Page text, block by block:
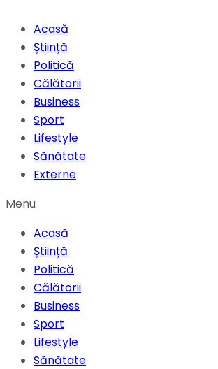
Acasă
Știință
Politică
Călătorii
Business
Sport
Lifestyle
Sănătate
Externe
Menu
Acasă
Știință
Politică
Călătorii
Business
Sport
Lifestyle
Sănătate